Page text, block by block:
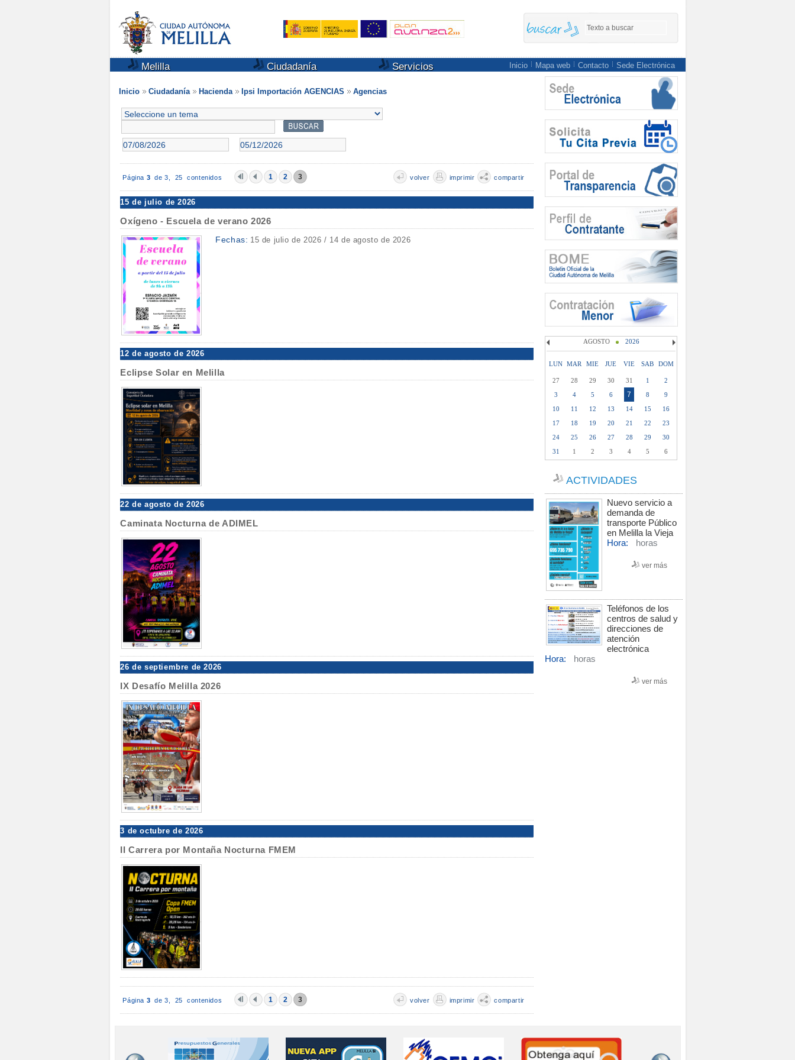
Melilla Ciudadanía Servicios Inicio Mapa web Contacto Sede Electrónica
Inicio Ciudadanía Hacienda Ipsi Importación AGENCIAS Agencias
Página 3 de 3, 25 contenidos 1 2 3 volver imprimir compartir
15 de julio de 2026
Oxígeno - Escuela de verano 2026
Fechas: 15 de julio de 2026 / 14 de agosto de 2026
12 de agosto de 2026
Eclipse Solar en Melilla
22 de agosto de 2026
Caminata Nocturna de ADIMEL
26 de septiembre de 2026
IX Desafío Melilla 2026
3 de octubre de 2026
II Carrera por Montaña Nocturna FMEM
Página 3 de 3, 25 contenidos 1 2 3 volver imprimir compartir
AGOSTO 2026
LUN MAR MIE JUE VIE SAB DOM
27 28 29 30 31 1
2
3
4 5 6 7 8
9
10
11 12 13 14 15
16
17
18 19 20 21 22
23
24
25 26 27 28 29
30
31
1 2 3 4 5 6
ACTIVIDADES
Nuevo servicio a
demanda de
transporte Público
en Melilla la Vieja
Hora:
horas
ver más
Teléfonos de los
centros de salud y
direcciones de
atención
electrónica
Hora:
horas
ver más